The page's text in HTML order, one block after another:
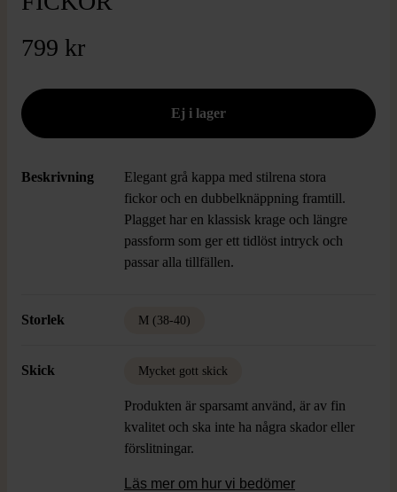
799 kr
Beskrivning
Elegant grå kappa med stilrena stora
fickor och en dubbelknäppning framtill.
Plagget har en klassisk krage och längre
passform som ger ett tidlöst intryck och
passar alla tillfällen.
Storlek M (38-40)
Skick Mycket gott skick
Produkten är sparsamt använd, är av fin
kvalitet och ska inte ha några skador eller
förslitningar.
Läs mer om hur vi bedömer